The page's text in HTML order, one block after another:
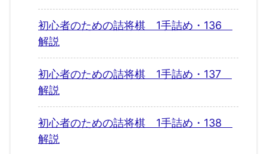
初心者のための詰将棋 1手詰め・136
解説
初心者のための詰将棋 1手詰め・137
解説
初心者のための詰将棋 1手詰め・138
解説